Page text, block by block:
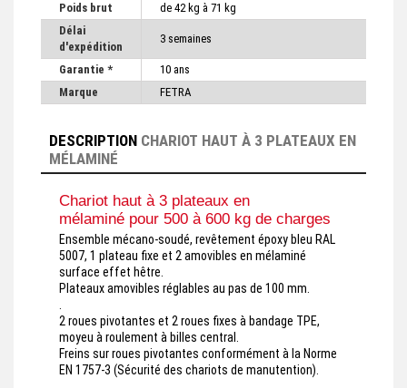
Poids brut
de 42 kg à 71 kg
Délai
d'expédition
3 semaines
Garantie *
10 ans
Marque
FETRA
DESCRIPTION CHARIOT HAUT À 3 PLATEAUX EN
MÉLAMINÉ
Chariot haut à 3 plateaux en
mélaminé pour 500 à 600 kg de charges
Ensemble mécano-soudé, revêtement époxy bleu RAL
5007, 1 plateau fixe et 2 amovibles en mélaminé
surface effet hêtre.
Plateaux amovibles réglables au pas de 100 mm.
.
2 roues pivotantes et 2 roues fixes à bandage TPE,
moyeu à roulement à billes central.
Freins sur roues pivotantes conformément à la Norme
EN 1757-3 (Sécurité des chariots de manutention).